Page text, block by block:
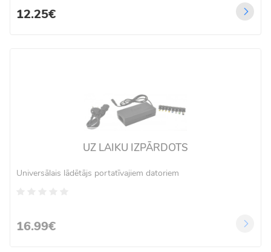
12.25€
UZ LAIKU IZPĀRDOTS
Universālais lādētājs portatīvajiem datoriem
16.99€